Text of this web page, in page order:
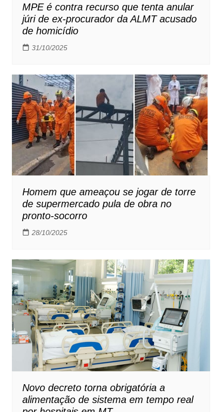
MPE é contra recurso que tenta anular
júri de ex-procurador da ALMT acusado
de homicídio
31/10/2025
Homem que ameaçou se jogar de torre
de supermercado pula de obra no
pronto-socorro
28/10/2025
Novo decreto torna obrigatória a
alimentação de sistema em tempo real